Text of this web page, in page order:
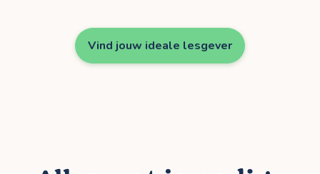
Vind jouw ideale lesgever